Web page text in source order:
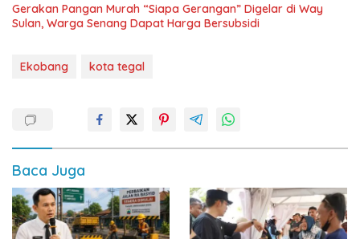
Gerakan Pangan Murah “Siapa Gerangan” Digelar di Way
Sulan, Warga Senang Dapat Harga Bersubsidi
Ekobang kota tegal
Baca Juga